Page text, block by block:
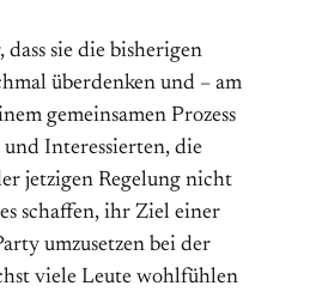
sie die bisherigen
überdenken und – am
gemeinsamen Prozess
und Interessierten, die
jetzigen Regelung nicht
schaffen, ihr Ziel einer
umzusetzen bei der
viele Leute wohlfühlen